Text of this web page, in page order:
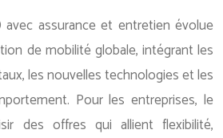
avec assurance et entretien évolue
de mobilité globale, intégrant les
les nouvelles technologies et les
Pour les entreprises, le
des offres qui allient flexibilité,